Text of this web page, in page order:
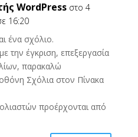
WordPress στο 4
16:20
ένα σχόλιο.
την έγκριση, επεξεργασία
παρακαλώ
Σχόλια στον Πίνακα
προέρχονται από